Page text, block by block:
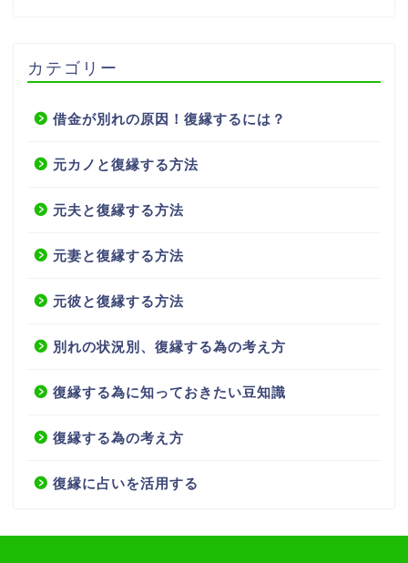
カテゴリー
借金が別れの原因！復縁するには？
元カノと復縁する方法
元夫と復縁する方法
元妻と復縁する方法
元彼と復縁する方法
別れの状況別、復縁する為の考え方
復縁する為に知っておきたい豆知識
復縁する為の考え方
復縁に占いを活用する